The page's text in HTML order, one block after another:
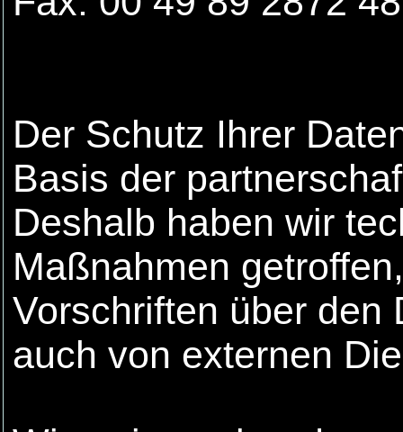
Der Schutz Ihrer
Basis der
Deshalb haben wir
Maßnahmen
Vorschriften über den
auch von externen